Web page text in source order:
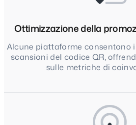
Ottimizzazione della
Alcune piattaforme consentono
scansioni del codice QR,
sulle metriche di